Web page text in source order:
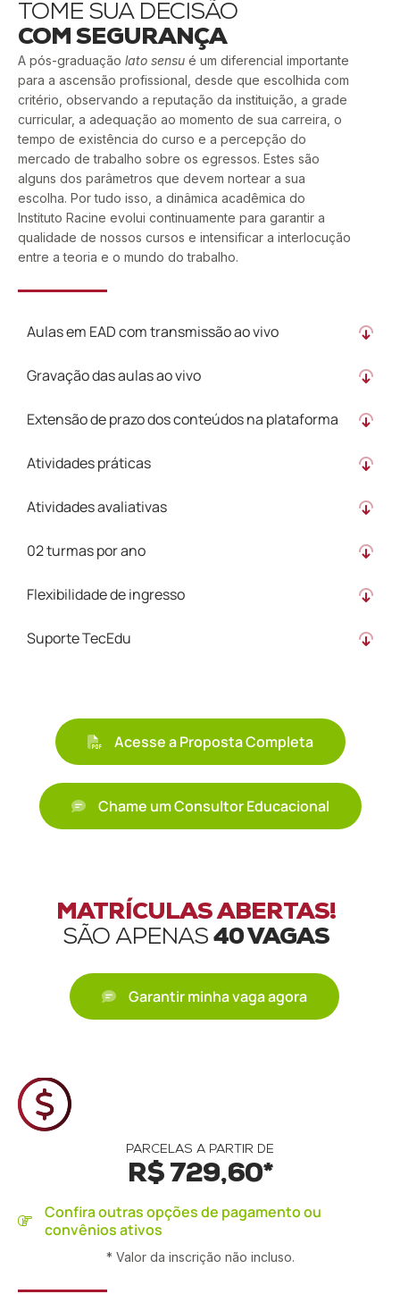
TOME SUA DECISÃO
COM SEGURANÇA
A pós-graduação lato sensu é um diferencial importante
para a ascensão profissional, desde que escolhida com
critério, observando a reputação da instituição, a grade
curricular, a adequação ao momento de sua carreira, o
tempo de existência do curso e a percepção do
mercado de trabalho sobre os egressos. Estes são
alguns dos parâmetros que devem nortear a sua
escolha. Por tudo isso, a dinâmica acadêmica do
Instituto Racine evolui continuamente para garantir a
qualidade de nossos cursos e intensificar a interlocução
entre a teoria e o mundo do trabalho.
Aulas em EAD com transmissão ao vivo
Gravação das aulas ao vivo
Extensão de prazo dos conteúdos na plataforma
Atividades práticas
Atividades avaliativas
02 turmas por ano
Flexibilidade de ingresso
Suporte TecEdu
Acesse a Proposta Completa
Chame um Consultor Educacional
MATRÍCULAS ABERTAS!
SÃO APENAS 40 VAGAS
Garantir minha vaga agora
PARCELAS A PARTIR DE
R$ 729,60*
Confira outras opções de pagamento ou
convênios ativos
* Valor da inscrição não incluso.